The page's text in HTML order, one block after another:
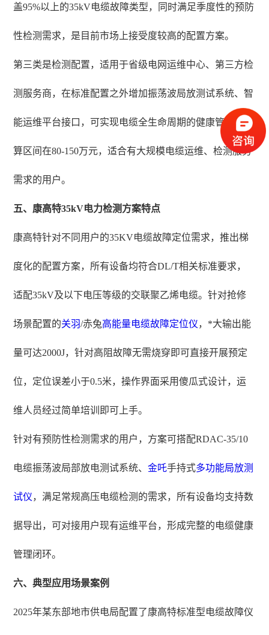
盖95%以上的35kV电缆故障类型，同时满足季度性的预防
性检测需求，是目前市场上接受度较高的配置方案。
第三类是检测配置，适用于省级电网运维中心、第三方检
测服务商，在标准配置之外增加振荡波局放测试系统、智
能运维平台接口，可实现电缆全生命周期的健康管理，预
算区间在80-150万元，适合有大规模电缆运维、检测服务
需求的用户。
五、康高特35kV电力检测方案特点
康高特针对不同用户的35KV电缆故障定位需求，推出梯
度化的配置方案，所有设备均符合DL/T相关标准要求，
适配35kV及以下电压等级的交联聚乙烯电缆。针对抢修
场景配置的关羽/赤兔高能量电缆故障定位仪，*大输出能
量可达2000J，针对高阻故障无需烧穿即可直接开展预定
位，定位误差小于0.5米，操作界面采用傻瓜式设计，运
维人员经过简单培训即可上手。
针对有预防性检测需求的用户，方案可搭配RDAC-35/10
电缆振荡波局部放电测试系统、金吒手持式多功能局放测
试仪，满足常规高压电缆检测的需求，所有设备均支持数
据导出，可对接用户现有运维平台，形成完整的电缆健康
管理闭环。
六、典型应用场景案例
2025年某东部地市供电局配置了康高特标准型电缆故障仪